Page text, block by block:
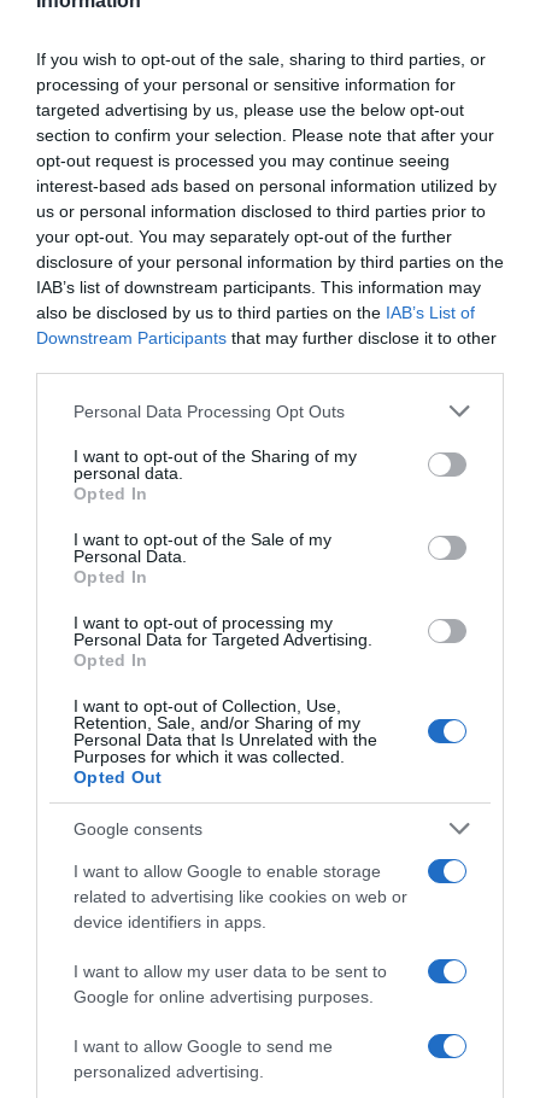
If you wish to opt-out of the sale, sharing to third parties, or
processing of your personal or sensitive information for
targeted advertising by us, please use the below opt-out
section to confirm your selection. Please note that after your
opt-out request is processed you may continue seeing
interest-based ads based on personal information utilized by
us or personal information disclosed to third parties prior to
your opt-out. You may separately opt-out of the further
disclosure of your personal information by third parties on the
IAB’s list of downstream participants. This information may
also be disclosed by us to third parties on the IAB’s List of
Downstream Participants that may further disclose it to other
Please note that this website/app uses one or more Google
not limited to your visit or usage behaviour. You may click to
grant or deny consent to Google and its third-party tags to
use your data for below specified purposes in below Google
consent section.
Personal Data Processing Opt Outs
I want to opt-out of the Sharing of my
personal data.
Opted In
I want to opt-out of the Sale of my
Personal Data.
Opted In
I want to opt-out of processing my
Personal Data for Targeted Advertising.
Opted In
I want to opt-out of Collection, Use,
Retention, Sale, and/or Sharing of my
Personal Data that Is Unrelated with the
Purposes for which it was collected.
Opted Out
Google consents
I want to allow Google to enable storage
related to advertising like cookies on web or
device identifiers in apps.
I want to allow my user data to be sent to
Google for online advertising purposes.
I want to allow Google to send me
personalized advertising.
magunkat csapjuk be, ha leemeljük a boltok polcairól!
Próbáld meg tehát visszafogni a vágyadat, és várd meg,
amíg az igazán édes gyümölcsök megjelennek
júniusban vagy júliusban – a környezet és az
ízlelőbimbóid érdekében!
Megosztás: Facebook Twitter Pinterest
Címkék: eper ,vásárlás,magyar, spanyol,íz
2026-08-06.
3 ok, amiért egy idősebb nő fiatalabb férfit választ